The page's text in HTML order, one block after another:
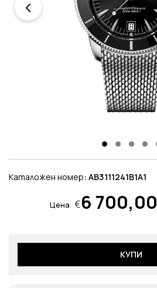
Каталожен номер: AB3111241B1A1
Цена €6 700,00
КУПИ